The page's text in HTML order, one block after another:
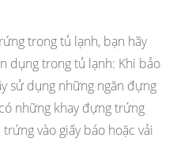
trong tủ lạnh, bạn hãy
dụng trong tủ lạnh: Khi bảo
sử dụng những ngăn đựng
những khay đựng trứng
vào giấy báo hoặc vải